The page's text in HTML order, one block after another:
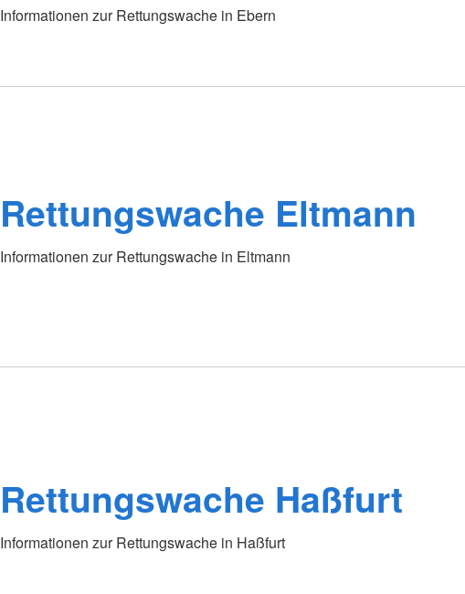
Informationen zur Rettungswache in Ebern
Rettungswache Eltmann
Informationen zur Rettungswache in Eltmann
Rettungswache Haßfurt
Informationen zur Rettungswache in Haßfurt